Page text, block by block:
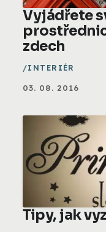
Vyjádřete
zdech
INTERIÉR
03. 08. 2016
Tipy, jak